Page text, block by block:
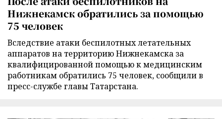
Нижнекамск обратились за помощью
75 человек
Вследствие атаки беспилотных летательных
аппаратов на территорию Нижнекамска за
квалифицированной помощью к медицинским
работникам обратились 75 человек, сообщили в
пресс-службе главы Татарстана.